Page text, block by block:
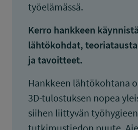
työelämässä.
Kerro hankkeen
lähtökohdat,
ja tavoitteet.
Hankkeen lähtökohtana
3D-tulostuksen nopea
siihen liittyvän